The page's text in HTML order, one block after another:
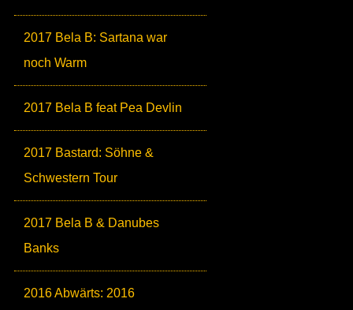
2017 Bela B: Sartana war
noch Warm
2017 Bela B feat Pea Devlin
2017 Bastard: Söhne &
Schwestern Tour
2017 Bela B & Danubes
Banks
2016 Abwärts: 2016